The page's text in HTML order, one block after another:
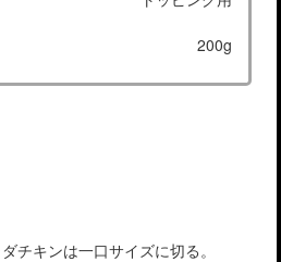
200g
チキンは一口サイズに切る。